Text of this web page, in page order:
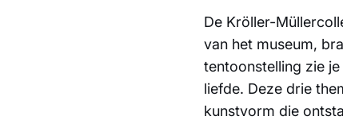
De Kröller-
van het museum,
tentoonstelling zie
liefde. Deze drie
kunstvorm die